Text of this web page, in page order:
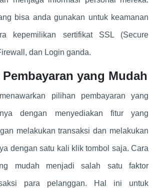
bisa anda gunakan untuk keamanan
kepemilikan sertifikat SSL (Secure
dan Login ganda.
yang Mudah
pilihan pembayaran yang
dengan menyediakan fitur yang
melakukan transaksi dan melakukan
dengan satu kali klik tombol saja. Cara
mudah menjadi salah satu faktor
para pelanggan. Hal ini untuk